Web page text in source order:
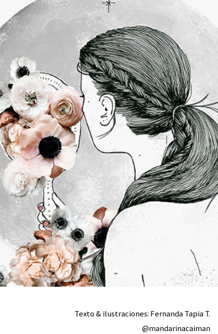
Texto & ilustraciones: Fernanda Tapia T.
@mandarinacaiman